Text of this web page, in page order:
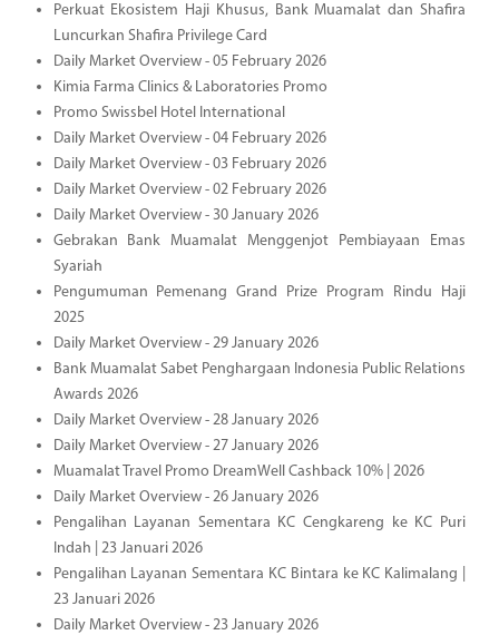
Perkuat Ekosistem Haji Khusus, Bank Muamalat dan Shafira
Luncurkan Shafira Privilege Card
Daily Market Overview - 05 February 2026
Kimia Farma Clinics & Laboratories Promo
Promo Swissbel Hotel International
Daily Market Overview - 04 February 2026
Daily Market Overview - 03 February 2026
Daily Market Overview - 02 February 2026
Daily Market Overview - 30 January 2026
Gebrakan Bank Muamalat Menggenjot Pembiayaan Emas
Syariah
Pengumuman Pemenang Grand Prize Program Rindu Haji
2025
Daily Market Overview - 29 January 2026
Bank Muamalat Sabet Penghargaan Indonesia Public Relations
Awards 2026
Daily Market Overview - 28 January 2026
Daily Market Overview - 27 January 2026
Muamalat Travel Promo DreamWell Cashback 10% | 2026
Daily Market Overview - 26 January 2026
Pengalihan Layanan Sementara KC Cengkareng ke KC Puri
Indah | 23 Januari 2026
Pengalihan Layanan Sementara KC Bintara ke KC Kalimalang |
23 Januari 2026
Daily Market Overview - 23 January 2026